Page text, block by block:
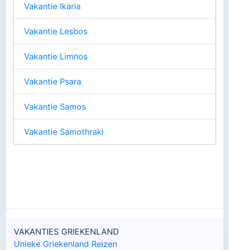
Vakantie Ikaria
Vakantie Lesbos
Vakantie Limnos
Vakantie Psara
Vakantie Samos
Vakantie Samothraki
VAKANTIES GRIEKENLAND
Unieke Griekenland Reizen